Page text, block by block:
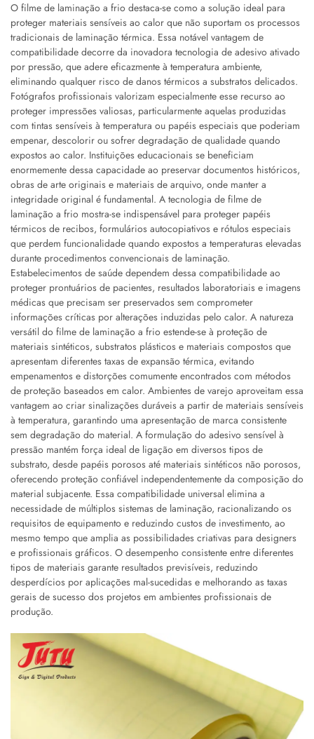
O filme de laminação a frio destaca-se como a solução ideal para
proteger materiais sensíveis ao calor que não suportam os processos
tradicionais de laminação térmica. Essa notável vantagem de
compatibilidade decorre da inovadora tecnologia de adesivo ativado
por pressão, que adere eficazmente à temperatura ambiente,
eliminando qualquer risco de danos térmicos a substratos delicados.
Fotógrafos profissionais valorizam especialmente esse recurso ao
proteger impressões valiosas, particularmente aquelas produzidas
com tintas sensíveis à temperatura ou papéis especiais que poderiam
empenar, descolorir ou sofrer degradação de qualidade quando
expostos ao calor. Instituições educacionais se beneficiam
enormemente dessa capacidade ao preservar documentos históricos,
obras de arte originais e materiais de arquivo, onde manter a
integridade original é fundamental. A tecnologia de filme de
laminação a frio mostra-se indispensável para proteger papéis
térmicos de recibos, formulários autocopiativos e rótulos especiais
que perdem funcionalidade quando expostos a temperaturas elevadas
durante procedimentos convencionais de laminação.
Estabelecimentos de saúde dependem dessa compatibilidade ao
proteger prontuários de pacientes, resultados laboratoriais e imagens
médicas que precisam ser preservados sem comprometer
informações críticas por alterações induzidas pelo calor. A natureza
versátil do filme de laminação a frio estende-se à proteção de
materiais sintéticos, substratos plásticos e materiais compostos que
apresentam diferentes taxas de expansão térmica, evitando
empenamentos e distorções comumente encontrados com métodos
de proteção baseados em calor. Ambientes de varejo aproveitam essa
vantagem ao criar sinalizações duráveis a partir de materiais sensíveis
à temperatura, garantindo uma apresentação de marca consistente
sem degradação do material. A formulação do adesivo sensível à
pressão mantém força ideal de ligação em diversos tipos de
substrato, desde papéis porosos até materiais sintéticos não porosos,
oferecendo proteção confiável independentemente da composição do
material subjacente. Essa compatibilidade universal elimina a
necessidade de múltiplos sistemas de laminação, racionalizando os
requisitos de equipamento e reduzindo custos de investimento, ao
mesmo tempo que amplia as possibilidades criativas para designers
e profissionais gráficos. O desempenho consistente entre diferentes
tipos de materiais garante resultados previsíveis, reduzindo
desperdícios por aplicações mal-sucedidas e melhorando as taxas
gerais de sucesso dos projetos em ambientes profissionais de
produção.